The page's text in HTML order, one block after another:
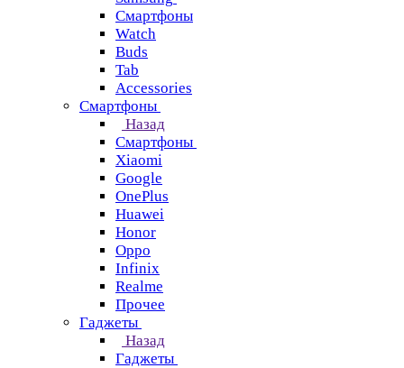
Смартфоны
Watch
Buds
Tab
Accessories
Смартфоны
Назад
Смартфоны
Xiaomi
Google
OnePlus
Huawei
Honor
Oppo
Infinix
Realme
Прочее
Гаджеты
Назад
Гаджеты